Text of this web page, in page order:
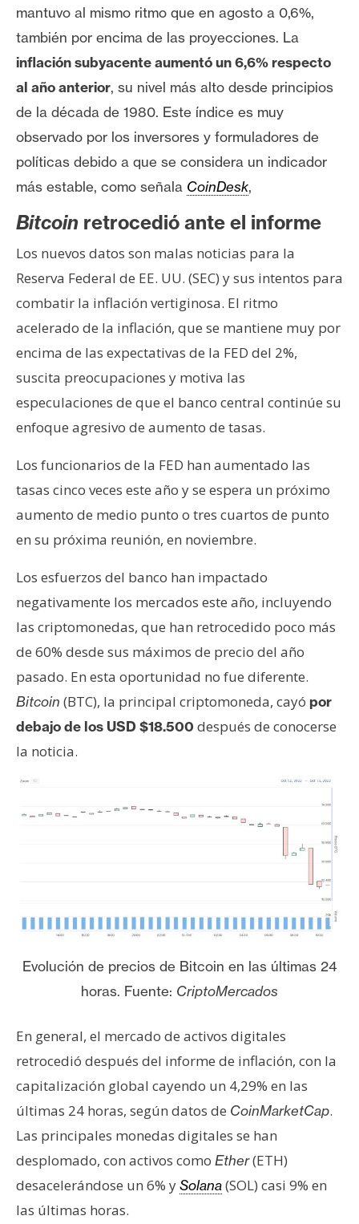
s
o
s
C
o
n
t
c
o
y
P
l
i
c
i
a
d
mantuvo al mismo ritmo que en agosto a 0,6%,
también por encima de las proyecciones. La
inflación subyacente aumentó un 6,6% respecto
al año anterior, su nivel más alto desde principios
de la década de 1980. Este índice es muy
observado por los inversores y formuladores de
políticas debido a que se considera un indicador
más estable, como señala CoinDesk,
Bitcoin retrocedió ante el informe
Los nuevos datos son malas noticias para la
Reserva Federal de EE. UU. (SEC) y sus intentos para
combatir la inflación vertiginosa. El ritmo
acelerado de la inflación, que se mantiene muy por
encima de las expectativas de la FED del 2%,
suscita preocupaciones y motiva las
especulaciones de que el banco central continúe su
enfoque agresivo de aumento de tasas.
Los funcionarios de la FED han aumentado las
tasas cinco veces este año y se espera un próximo
aumento de medio punto o tres cuartos de punto
en su próxima reunión, en noviembre.
Los esfuerzos del banco han impactado
negativamente los mercados este año, incluyendo
las criptomonedas, que han retrocedido poco más
de 60% desde sus máximos de precio del año
pasado. En esta oportunidad no fue diferente.
Bitcoin (BTC), la principal criptomoneda, cayó por
debajo de los USD $18.500 después de conocerse
la noticia.
Evolución de precios de Bitcoin en las últimas 24
horas. Fuente: CriptoMercados
En general, el mercado de activos digitales
retrocedió después del informe de inflación, con la
capitalización global cayendo un 4,29% en las
últimas 24 horas, según datos de CoinMarketCap.
Las principales monedas digitales se han
desplomado, con activos como Ether(ETH)
desacelerándose un 6% ySolana(SOL) casi 9% en
las últimas horas.